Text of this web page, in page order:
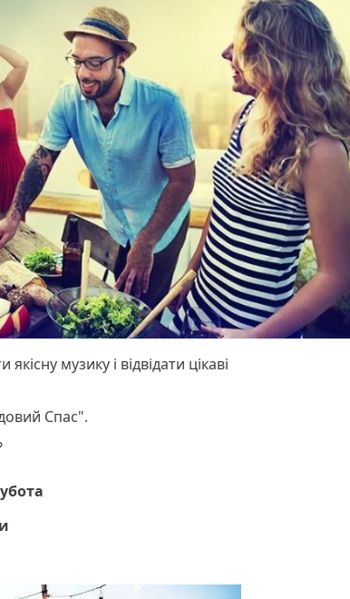
музику і відвідати цікаві
Спас".